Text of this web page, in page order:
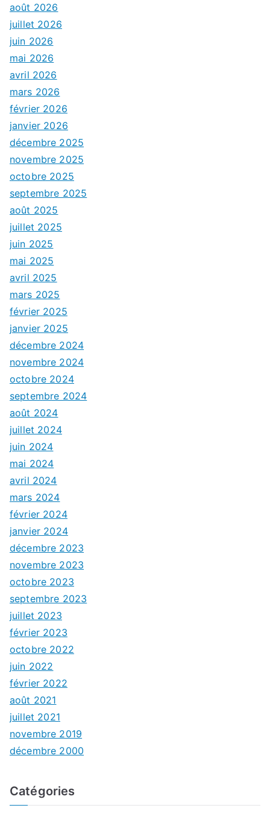
août 2026
juillet 2026
juin 2026
mai 2026
avril 2026
mars 2026
février 2026
janvier 2026
décembre 2025
novembre 2025
octobre 2025
septembre 2025
août 2025
juillet 2025
juin 2025
mai 2025
avril 2025
mars 2025
février 2025
janvier 2025
décembre 2024
novembre 2024
octobre 2024
septembre 2024
août 2024
juillet 2024
juin 2024
mai 2024
avril 2024
mars 2024
février 2024
janvier 2024
décembre 2023
novembre 2023
octobre 2023
septembre 2023
juillet 2023
février 2023
octobre 2022
juin 2022
février 2022
août 2021
juillet 2021
novembre 2019
décembre 2000
Catégories